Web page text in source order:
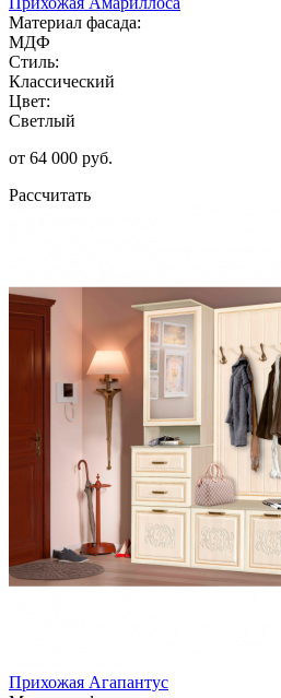
Материал фасада:
МДФ
Стиль:
Классический
Цвет:
Светлый
от 64 000 руб.
Рассчитать
Прихожая Агапантус